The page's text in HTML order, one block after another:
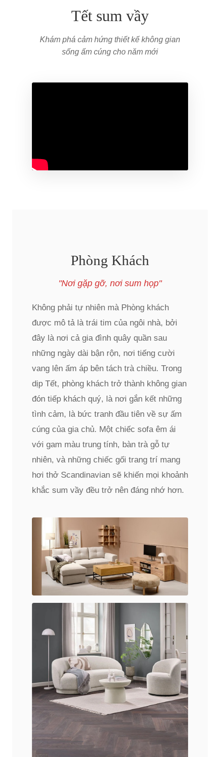
Tết sum vầy
Khám phá cảm hứng thiết kế không gian
sống ấm cúng cho năm mới
Phòng Khách
"Nơi gặp gỡ, nơi sum họp"
Không phải tự nhiên mà Phòng khách
được mô tả là trái tim của ngôi nhà, bởi
đây là nơi cả gia đình quây quần sau
những ngày dài bận rộn, nơi tiếng cười
vang lên ấm áp bên tách trà chiều. Trong
dịp Tết, phòng khách trở thành không gian
đón tiếp khách quý, là nơi gắn kết những
tình cảm, là bức tranh đầu tiên về sự ấm
cúng của gia chủ. Một chiếc sofa êm ái
với gam màu trung tính, bàn trà gỗ tự
nhiên, và những chiếc gối trang trí mang
hơi thở Scandinavian sẽ khiến mọi khoảnh
khắc sum vầy đều trở nên đáng nhớ hơn.